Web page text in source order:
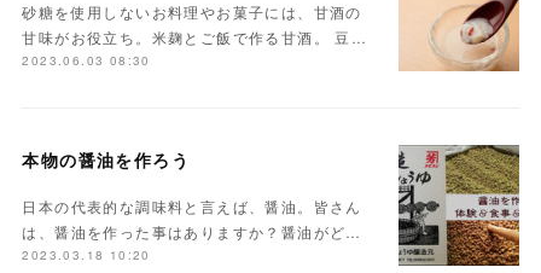
砂糖を使用しないお料理やお菓子には、甘酒の
甘味がお役立ち。米麹とご飯で作る甘酒。 豆…
2023.06.03 08:30
本物の醤油を作ろう
日本の代表的な調味料と言えば、醤油。皆さん
は、醤油を作った事はありますか？醤油がど…
2023.03.18 10:20